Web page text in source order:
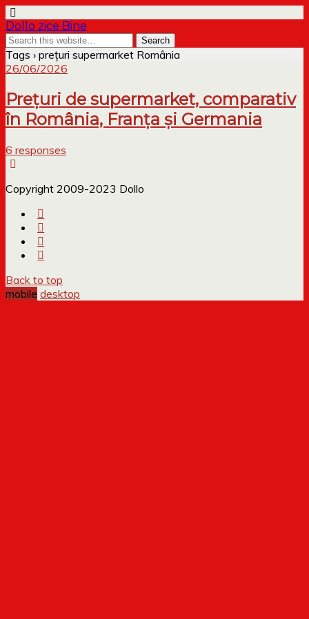
Dollo zice Bine
Tags › prețuri supermarket România
26/06/2026
Prețuri de supermarket, comparativ
în România, Franța și Germania
6 responses
Copyright 2009-2023 Dollo
Back to top
mobile desktop